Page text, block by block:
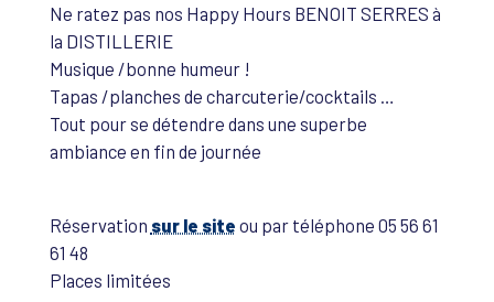
Ne ratez pas nos Happy Hours BENOIT SERRES à
la DISTILLERIE
Musique /bonne humeur !
Tapas /planches de charcuterie/cocktails …
Tout pour se détendre dans une superbe
ambiance en fin de journée
Réservation sur le site ou par téléphone 05 56 61
61 48
Places limitées